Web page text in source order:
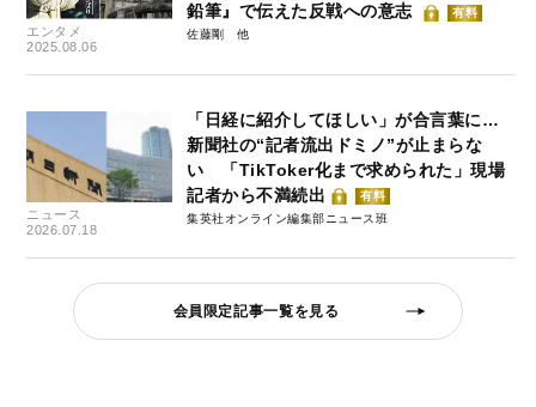
エンタメ
2025.08.06
鉛筆』で伝えた反戦への意志
有料
佐藤剛
ニュース
2026.07.18
「日経に紹介してほしい」が合言葉に…
新聞社の“記者流出ドミノ”が止まらな
い 「TikToker化まで求められた」現場
記者から不満続出
有料
集英社オンライン編集部ニュース班
会員限定記事一覧を見る